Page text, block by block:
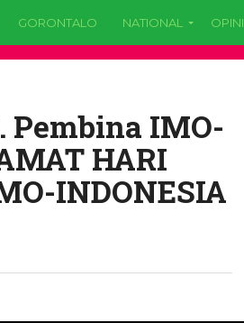
GORONTALO NATIONAL OPINI
Pembina IMO-
HARI
INDONESIA